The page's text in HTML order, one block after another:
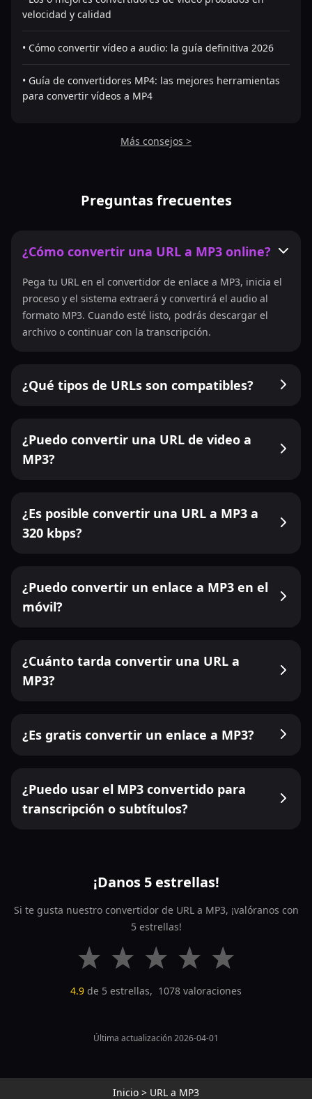
velocidad y calidad
• Cómo convertir vídeo a audio: la guía definitiva 2026
• Guía de convertidores MP4: las mejores herramientas
para convertir vídeos a MP4
Más consejos >
Preguntas frecuentes
¿Cómo convertir una URL a MP3 online?
Pega tu URL en el convertidor de enlace a MP3, inicia el
proceso y el sistema extraerá y convertirá el audio al
formato MP3. Cuando esté listo, podrás descargar el
archivo o continuar con la transcripción.
¿Qué tipos de URLs son compatibles?
¿Puedo convertir una URL de video a
MP3?
¿Es posible convertir una URL a MP3 a
320 kbps?
¿Puedo convertir un enlace a MP3 en el
móvil?
¿Cuánto tarda convertir una URL a
MP3?
¿Es gratis convertir un enlace a MP3?
¿Puedo usar el MP3 convertido para
transcripción o subtítulos?
¡Danos 5 estrellas!
Si te gusta nuestro convertidor de URL a MP3, ¡valóranos con
5 estrellas!
4.9 de 5 estrellas, 1078 valoraciones
Última actualización 2026-04-01
Inicio > URL a MP3